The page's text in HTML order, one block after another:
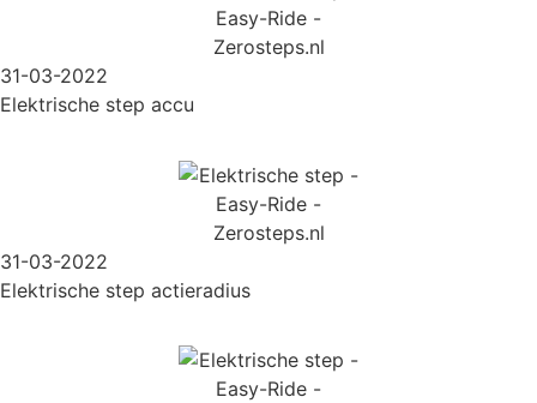
31-03-2022
Elektrische step accu
31-03-2022
Elektrische step actieradius